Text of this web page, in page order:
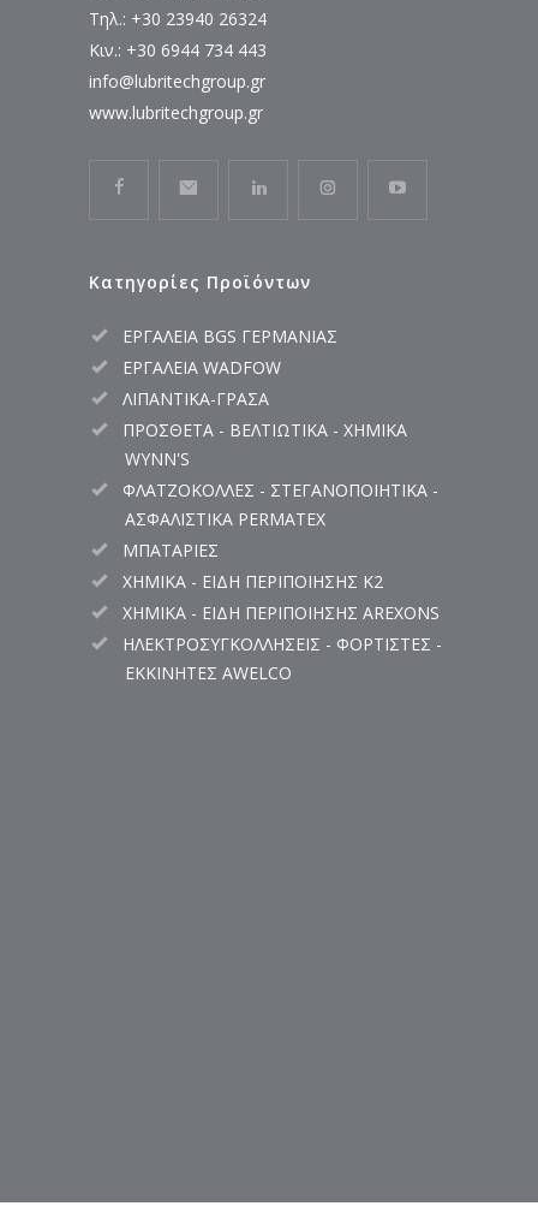
Τηλ.: +30 23940 26324
Κιν.: +30 6944 734 443
info@lubritechgroup.gr
www.lubritechgroup.gr
Κατηγορίες Προϊόντων
ΕΡΓΑΛΕΙΑ BGS ΓΕΡΜΑΝΙΑΣ
ΕΡΓΑΛΕΙΑ WADFOW
ΛΙΠΑΝΤΙΚΑ-ΓΡΑΣΑ
ΠΡΟΣΘΕΤΑ - ΒΕΛΤΙΩΤΙΚΑ - ΧΗΜΙΚΑ
WYNN'S
ΦΛΑΤΖΟΚΟΛΛΕΣ - ΣΤΕΓΑΝΟΠΟΙΗΤΙΚΑ -
ΑΣΦΑΛΙΣΤΙΚΑ PERMATEX
ΜΠΑΤΑΡΙΕΣ
ΧΗΜΙΚΑ - ΕΙΔΗ ΠΕΡΙΠΟΙΗΣΗΣ K2
ΧΗΜΙΚΑ - ΕΙΔΗ ΠΕΡΙΠΟΙΗΣΗΣ AREXONS
ΗΛΕΚΤΡΟΣΥΓΚΟΛΛΗΣΕΙΣ - ΦΟΡΤΙΣΤΕΣ -
ΕΚΚΙΝΗΤΕΣ AWELCO